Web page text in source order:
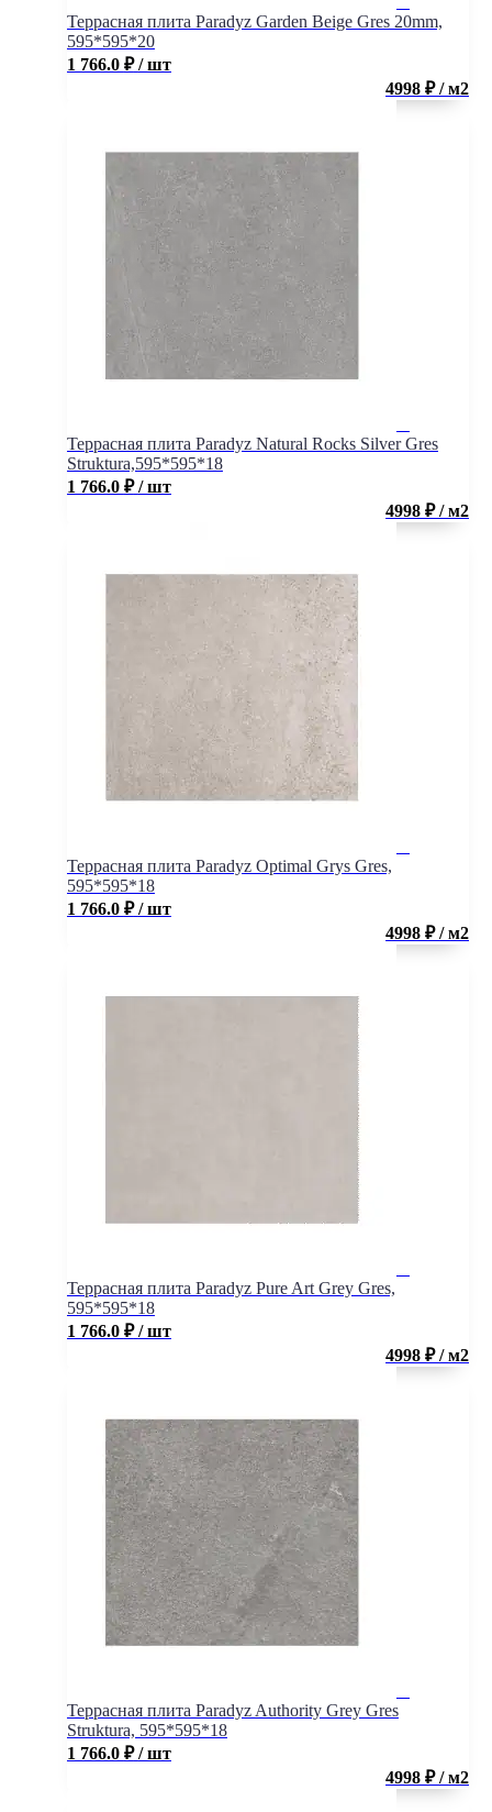
Террасная плита Paradyz Garden Beige Gres 20mm,
595*595*20
1 766.0 ₽ / шт
4998 ₽ / м2
Террасная плита Paradyz Natural Rocks Silver Gres
Struktura,595*595*18
1 766.0 ₽ / шт
4998 ₽ / м2
Террасная плита Paradyz Optimal Grys Gres,
595*595*18
1 766.0 ₽ / шт
4998 ₽ / м2
Террасная плита Paradyz Pure Art Grey Gres,
595*595*18
1 766.0 ₽ / шт
4998 ₽ / м2
Террасная плита Paradyz Authority Grey Gres
Struktura, 595*595*18
1 766.0 ₽ / шт
4998 ₽ / м2